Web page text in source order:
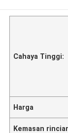
Cahaya Tinggi:
Harga
Kemasan